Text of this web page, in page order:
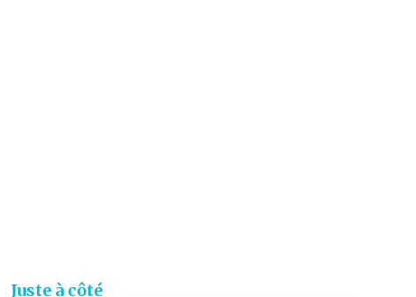
Juste à côté